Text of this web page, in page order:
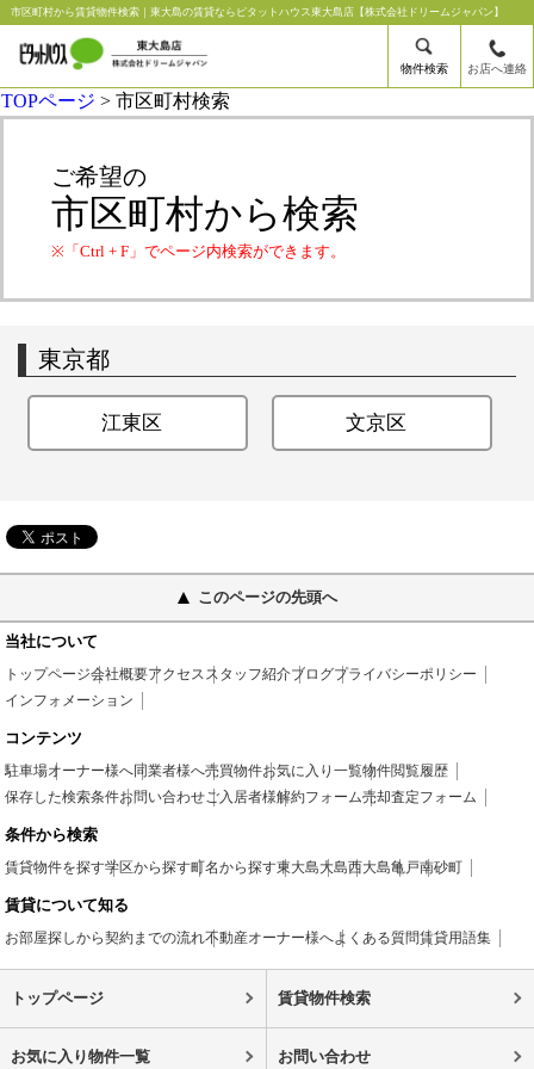
市区町村から賃貸物件検索｜東大島の賃貸ならピタットハウス東大島店【株式会社ドリームジャパン】
物件検索 お店へ連絡
TOPページ > 市区町村検索
ご希望の
市区町村から検索
※「Ctrl + F」でページ内検索ができます。
東京都
江東区 文京区
このページの先頭へ
当社について
トップページ会社概要アクセススタッフ紹介ブログプライバシーポリシー
インフォメーション
コンテンツ
駐車場オーナー様へ同業者様へ売買物件お気に入り一覧物件閲覧履歴
保存した検索条件お問い合わせご入居者様解約フォーム売却査定フォーム
条件から検索
賃貸物件を探す学区から探す町名から探す東大島大島西大島亀戸南砂町
賃貸について知る
お部屋探しから契約までの流れ不動産オーナー様へよくある質問賃貸用語集
トップページ 賃貸物件検索
お気に入り物件一覧 お問い合わせ